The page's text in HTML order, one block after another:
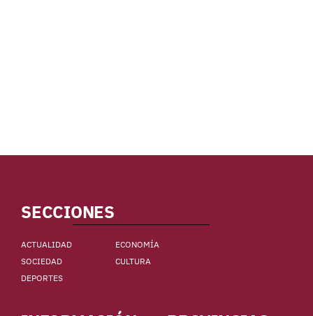
SECCIONES
ACTUALIDAD
ECONOMÍA
SOCIEDAD
CULTURA
DEPORTES